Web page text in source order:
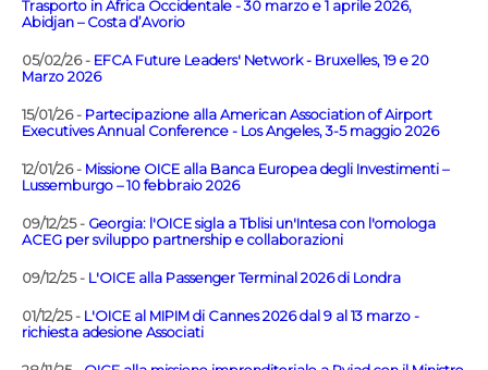
Trasporto in Africa Occidentale - 30 marzo e 1 aprile 2026,
Abidjan – Costa d’Avorio
05/02/26 - EFCA Future Leaders' Network - Bruxelles, 19 e 20
Marzo 2026
15/01/26 - Partecipazione alla American Association of Airport
Executives Annual Conference - Los Angeles, 3-5 maggio 2026
12/01/26 - Missione OICE alla Banca Europea degli Investimenti –
Lussemburgo – 10 febbraio 2026
09/12/25 - Georgia: l'OICE sigla a Tblisi un'Intesa con l'omologa
ACEG per sviluppo partnership e collaborazioni
09/12/25 - L'OICE alla Passenger Terminal 2026 di Londra
01/12/25 - L'OICE al MIPIM di Cannes 2026 dal 9 al 13 marzo -
richiesta adesione Associati